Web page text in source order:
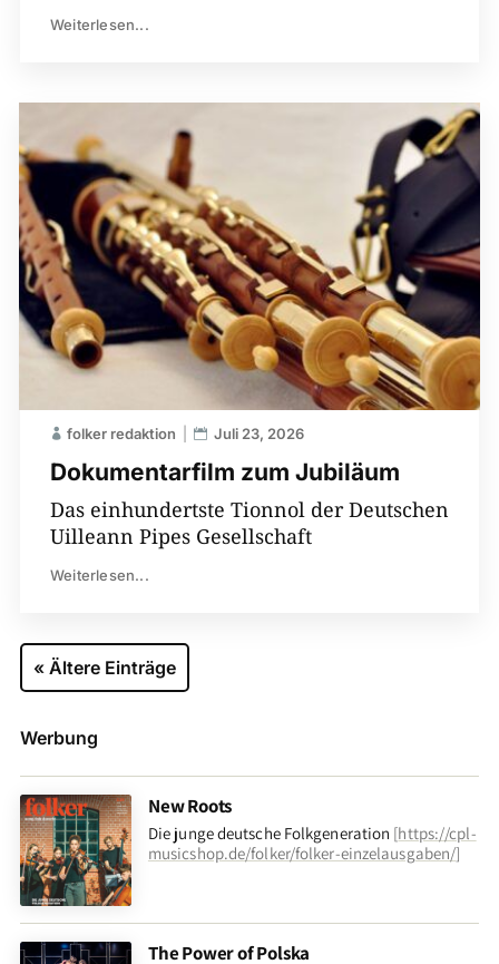
Weiterlesen...
Dokumentarfilm zum Jubiläum
folker redaktion Juli 23, 2026
Das einhundertste Tionnol der Deutschen
Uilleann Pipes Gesellschaft
Weiterlesen...
« Ältere Einträge
Werbung
New Roots
Die junge deutsche Folkgeneration [https://cpl-
musicshop.de/folker/folker-einzelausgaben/]
The Power of Polska